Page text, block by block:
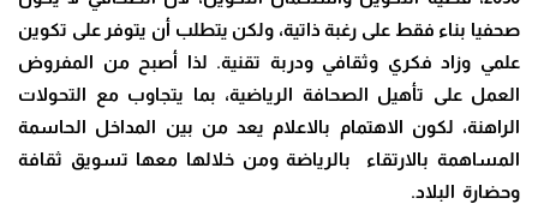
صحفيا بناء فقط على رغبة ذاتية، ولكن يتطلب أن يتوفر على تكوين
علمي وزاد فكري وثقافي ودربة تقنية. لذا أصبح من المفروض
العمل على تأهيل الصحافة الرياضية، بما يتجاوب مع التحولات
الراهنة، لكون الاهتمام بالاعلام يعد من بين المداخل الحاسمة
المساهمة بالارتقاء بالرياضة ومن خلالها معها تسويق ثقافة
وحضارة البلاد.